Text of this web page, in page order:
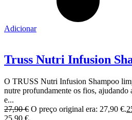
Adicionar
Truss Nutri Infusion
O TRUSS Nutri Infusion Shampoo
nutre profundamente os fios, ajudando
e...
27,90€ O preço original era: 27,90 €.
25,90 €.